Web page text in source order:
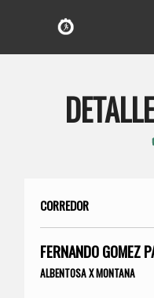
CORREDOR
FERNANDO GOMEZ
ALBENTOSA X MONTANA